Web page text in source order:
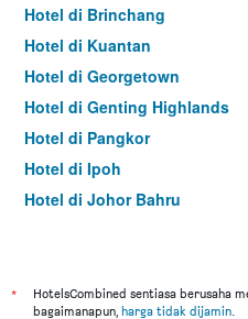
Hotel di Brinchang
Hotel di Kuantan
Hotel di Georgetown
Hotel di Genting Highlands
Hotel di Pangkor
Hotel di Ipoh
Hotel di Johor Bahru
Hotel di Kuching
*
HotelsCombined sentiasa berusaha
bagaimanapun, harga tidak dijamin.